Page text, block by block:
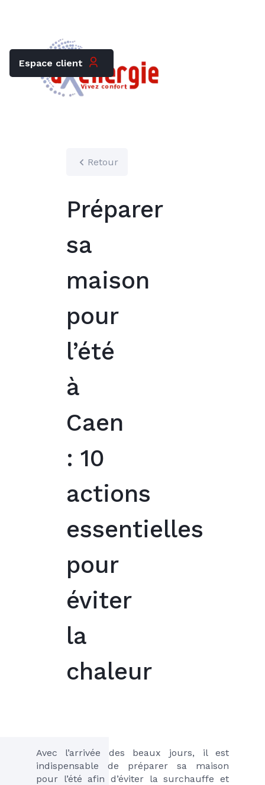
Espace client
Retour
Préparer
sa
maison
pour
l’été
à
Caen
: 10
actions
essentielles
pour
éviter
la
chaleur
Avec l’arrivée des beaux jours, il est
indispensable de préparer sa maison
pour l’été afin d’éviter la surchauffe et